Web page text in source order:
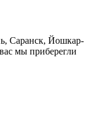
Саранск, Йошкар-
мы приберегли